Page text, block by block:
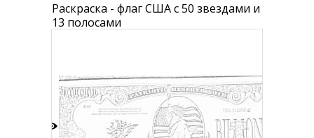
Раскраска - флаг США с 50 звездами и
13 полосами